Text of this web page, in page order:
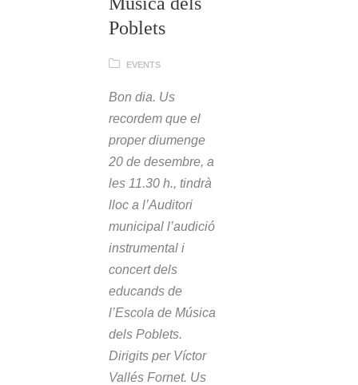
Poblets
EVENTS
Bon dia. Us
recordem que el
proper diumenge
20 de desembre, a
les 11.30 h., tindrà
lloc a l’Auditori
municipal l’audició
instrumental i
concert dels
educands de
l’Escola de Música
dels Poblets.
Dirigits per Víctor
Vallés Fornet. Us